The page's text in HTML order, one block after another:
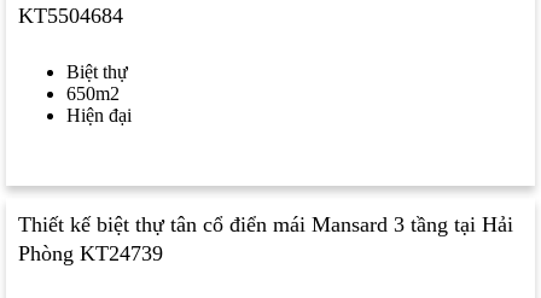
KT5504684
Biệt thự
650m2
Hiện đại
Thiết kế biệt thự tân cổ điển mái Mansard 3 tầng tại Hải
Phòng KT24739